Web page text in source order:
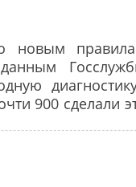
новым
900 сделали